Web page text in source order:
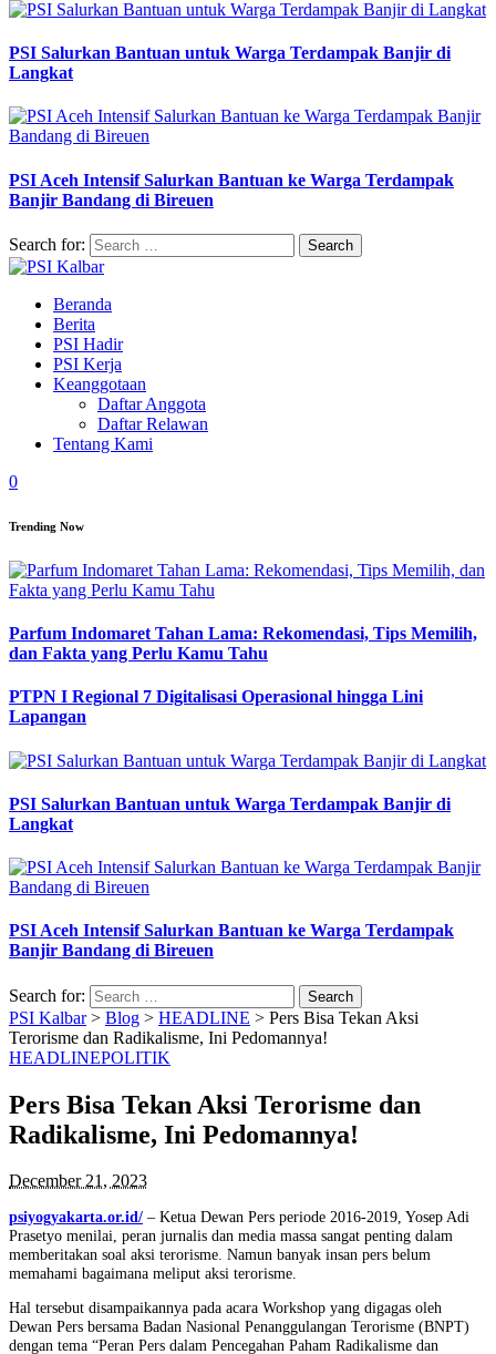
PSI Salurkan Bantuan untuk Warga Terdampak Banjir di
Langkat
PSI Aceh Intensif Salurkan Bantuan ke Warga Terdampak
Banjir Bandang di Bireuen
Search for:
Beranda
Berita
PSI Hadir
PSI Kerja
Keanggotaan
Daftar Anggota
Daftar Relawan
Tentang Kami
0
Trending Now
Parfum Indomaret Tahan Lama: Rekomendasi, Tips Memilih,
dan Fakta yang Perlu Kamu Tahu
PTPN I Regional 7 Digitalisasi Operasional hingga Lini
Lapangan
PSI Salurkan Bantuan untuk Warga Terdampak Banjir di
Langkat
PSI Aceh Intensif Salurkan Bantuan ke Warga Terdampak
Banjir Bandang di Bireuen
Search for:
PSI Kalbar> Blog > HEADLINE > Pers Bisa Tekan Aksi
Terorisme dan Radikalisme, Ini Pedomannya!
HEADLINEPOLITIK
Pers Bisa Tekan Aksi Terorisme dan
Radikalisme, Ini Pedomannya!
December 21, 2023
psiyogyakarta.or.id/ – Ketua Dewan Pers periode 2016-2019, Yosep Adi
Prasetyo menilai, peran jurnalis dan media massa sangat penting dalam
memberitakan soal aksi terorisme. Namun banyak insan pers belum
memahami bagaimana meliput aksi terorisme.
Hal tersebut disampaikannya pada acara Workshop yang digagas oleh
Dewan Pers bersama Badan Nasional Penanggulangan Terorisme (BNPT)
dengan tema “Peran Pers dalam Pencegahan Paham Radikalisme dan